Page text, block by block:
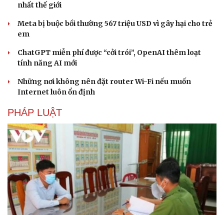
nhất thế giới
Meta bị buộc bồi thường 567 triệu USD vì gây hại cho trẻ
em
ChatGPT miễn phí được “cởi trói”, OpenAI thêm loạt
tính năng AI mới
Những nơi không nên đặt router Wi-Fi nếu muốn
Internet luôn ổn định
PHÁP LUẬT